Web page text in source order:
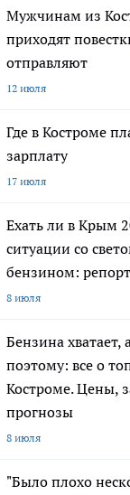
Мужчинам из
приходят
отправляют
12 июля
Где в Костроме
зарплату
17 июля
Ехать ли в Крым
ситуации со
бензином:
8 июля
Бензина хватает,
поэтому: все о
Костроме. Цены,
прогнозы
8 июля
"Было плохо